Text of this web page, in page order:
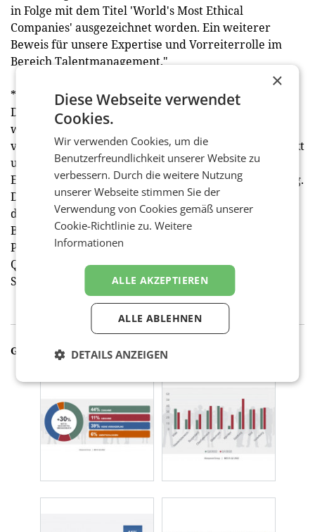
in Folge mit dem Titel 'World's Most Ethical
Companies' ausgezeichnet worden. Ein weiterer
Beweis für unsere Expertise und Vorreiterrolle im
Bereich Talentmanagement."
*Die Umfrage wurde im Jänner 2022 durchgeführt.
Das ManpowerGroup Arbeitsmarktbarometer ist die
weltweit umfangreichste vierteljährlich
vorausblickende Studie in Bezug auf den Arbeitsmarkt
und ein international anerkannter Indikator zur
Einschätzung der künftigen Arbeitsmarktentwicklung.
Der Netto-Beschäftigungsausblick errechnet sich aus
dem Prozentsatz jener Unternehmen, die einen
Beschäftigungsanstieg erwarten, abzüglich des
Prozentsatzes jener Unternehmen, die im nächsten
Quartal einen Beschäftigungsrückgang an ihrem
Standort erwarten. (red)
GALERIE
×
Diese Webseite verwendet
Cookies.
Wir verwenden Cookies, um die
Benutzerfreundlichkeit unserer Website zu
verbessern. Durch die weitere Nutzung
unserer Webseite stimmen Sie der
Verwendung von Cookies gemäß unserer
Cookie-Richtlinie zu.Weitere
Informationen
ALLE AKZEPTIEREN
ALLE ABLEHNEN
DETAILS ANZEIGEN